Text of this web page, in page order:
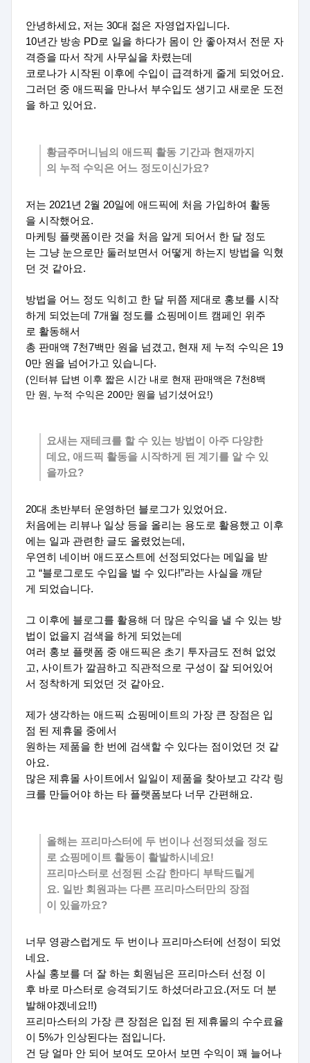
안녕하세요, 저는 30대 젊은 자영업자입니다.
10년간 방송 PD로 일을 하다가 몸이 안 좋아져서 전문 자
격증을 따서 작게 사무실을 차렸는데
코로나가 시작된 이후에 수입이 급격하게 줄게 되었어요.
그러던 중 애드픽을 만나서 부수입도 생기고 새로운 도전
을 하고 있어요.
황금주머니님의 애드픽 활동 기간과 현재까지
의 누적 수익은 어느 정도이신가요?
저는 2021년 2월 20일에 애드픽에 처음 가입하여 활동
을 시작했어요.
마케팅 플랫폼이란 것을 처음 알게 되어서 한 달 정도
는 그냥 눈으로만 둘러보면서 어떻게 하는지 방법을 익혔
던 것 같아요.
방법을 어느 정도 익히고 한 달 뒤쯤 제대로 홍보를 시작
하게 되었는데 7개월 정도를 쇼핑메이트 캠페인 위주
로 활동해서
총 판매액 7천7백만 원을 넘겼고, 현재 제 누적 수익은 19
0만 원을 넘어가고 있습니다.
(인터뷰 답변 이후 짧은 시간 내로 현재 판매액은 7천8백
만 원, 누적 수익은 200만 원을 넘기셨어요!)
요새는 재테크를 할 수 있는 방법이 아주 다양한
데요, 애드픽 활동을 시작하게 된 계기를 알 수 있
을까요?
20대 초반부터 운영하던 블로그가 있었어요.
처음에는 리뷰나 일상 등을 올리는 용도로 활용했고 이후
에는 일과 관련한 글도 올렸었는데,
우연히 네이버 애드포스트에 선정되었다는 메일을 받
고 “블로그로도 수입을 벌 수 있다!”라는 사실을 깨닫
게 되었습니다.
그 이후에 블로그를 활용해 더 많은 수익을 낼 수 있는 방
법이 없을지 검색을 하게 되었는데
여러 홍보 플랫폼 중 애드픽은 초기 투자금도 전혀 없었
고, 사이트가 깔끔하고 직관적으로 구성이 잘 되어있어
서 정착하게 되었던 것 같아요.
제가 생각하는 애드픽 쇼핑메이트의 가장 큰 장점은 입
점 된 제휴몰 중에서
원하는 제품을 한 번에 검색할 수 있다는 점이었던 것 같
아요.
많은 제휴몰 사이트에서 일일이 제품을 찾아보고 각각 링
크를 만들어야 하는 타 플랫폼보다 너무 간편해요.
올해는 프리마스터에 두 번이나 선정되셨을 정도
로 쇼핑메이트 활동이 활발하시네요!
프리마스터로 선정된 소감 한마디 부탁드릴게
요. 일반 회원과는 다른 프리마스터만의 장점
이 있을까요?
너무 영광스럽게도 두 번이나 프리마스터에 선정이 되었
네요.
사실 홍보를 더 잘 하는 회원님은 프리마스터 선정 이
후 바로 마스터로 승격되기도 하셨더라고요.(저도 더 분
발해야겠네요!!)
프리마스터의 가장 큰 장점은 입점 된 제휴몰의 수수료율
이 5%가 인상된다는 점입니다.
건 당 얼마 안 되어 보여도 모아서 보면 수익이 꽤 늘어나